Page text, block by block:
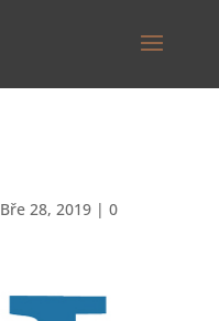
Bře 28, 2019| 0